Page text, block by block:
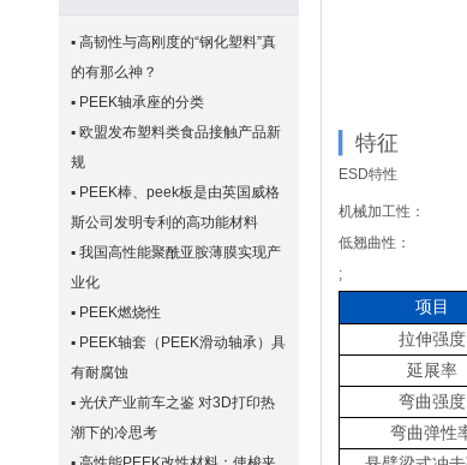
▪ 高韧性与高刚度的“钢化塑料”真
的有那么神？
▪ PEEK轴承座的分类
▪ 欧盟发布塑料类食品接触产品新
规
▪ PEEK棒、peek板是由英国威格
斯公司发明专利的高功能材料
▪ 我国高性能聚酰亚胺薄膜实现产
业化
▪ PEEK燃烧性
▪ PEEK轴套（PEEK滑动轴承）具
有耐腐蚀
▪ 光伏产业前车之鉴 对3D打印热
潮下的冷思考
特征
ESD特性
机械加工性：
低翘曲性：
;
项目
拉伸强度
延展率
弯曲强度
弯曲弹性